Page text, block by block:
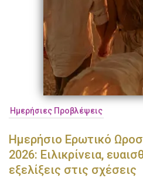
Ημερήσιες Προβλέψεις
Ημερήσιο Ερωτικό
2026: Ειλικρίνεια,
εξελίξεις στις σχέσεις